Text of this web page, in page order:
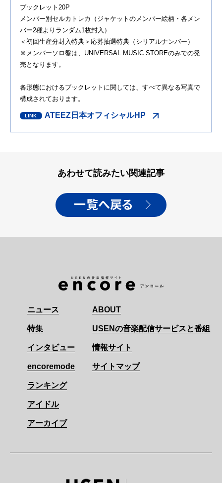
ブックレット20P
メンバー別セルカトレカ（ジャケットのメンバー絵柄・各メン
バー2種よりランダム1枚封入）
＜初回生産分封入特典＞応募抽選特典（シリアルナンバー）
※メンバーソロ盤は、UNIVERSAL MUSIC STOREのみでの発
売となります。
各形態におけるブックレットに関しては、すべて異なる写真で
構成されております。
ATEEZ日本オフィシャルHP
あわせて読みたい関連記事
一覧へ戻る
ニュース
特集
インタビュー
encoremode
ランキング
アイドル
アーカイブ
ABOUT
USENの音楽配信サービスと番組
情報サイト
サイトマップ